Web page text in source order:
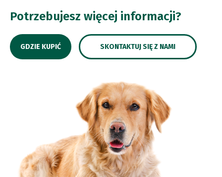
Potrzebujesz więcej informacji?
GDZIE KUPIĆ SKONTAKTUJ SIĘ Z NAMI